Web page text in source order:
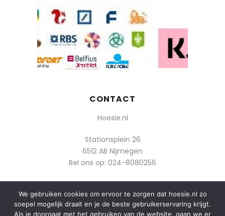
CONTACT
Hoesie.nl
Stationsplein 26
6512 AB Nijmegen
Bel ons op: 024-8080256
Of mail: info@hoesie.nl
We gebruiken cookies om ervoor te zorgen dat hoesie.nl zo
soepel mogelijk draait en je de beste gebruikerservaring krijgt.
Als je doorgaat met het gebruiken van de website, gaan we er